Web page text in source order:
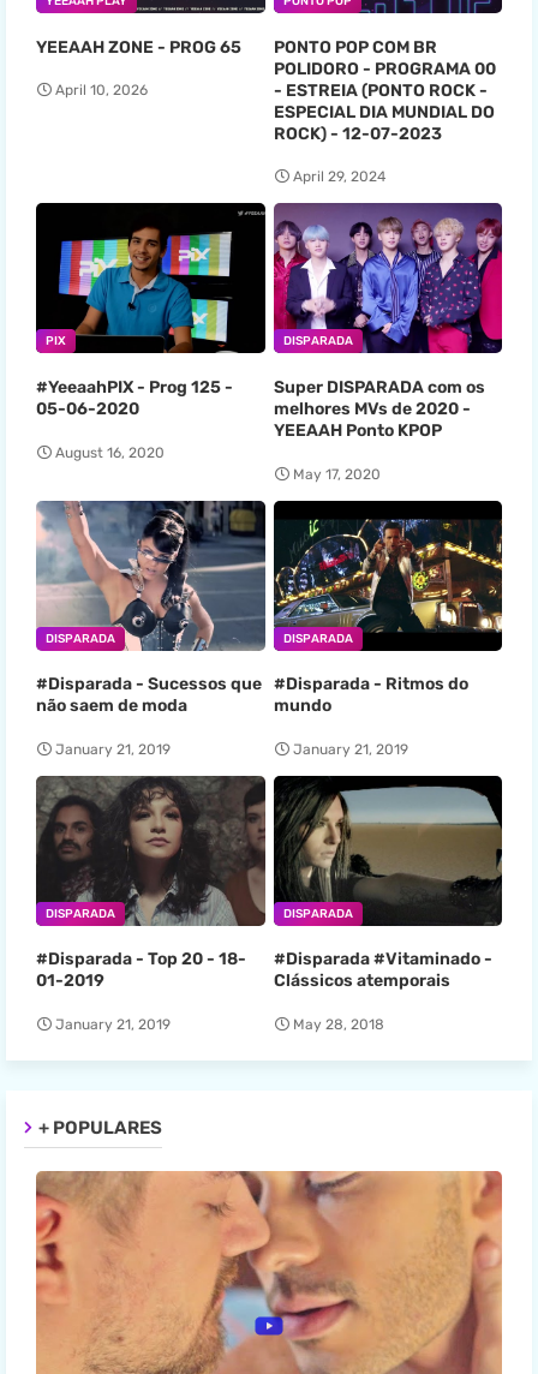
YEEAAH ZONE - PROG 65
April 10, 2026
PONTO POP COM BR
POLIDORO - PROGRAMA 00
- ESTREIA (PONTO ROCK -
ESPECIAL DIA MUNDIAL DO
ROCK) - 12-07-2023
April 29, 2024
PIX
#YeeaahPIX - Prog 125 -
05-06-2020
August 16, 2020
DISPARADA
Super DISPARADA com os
melhores MVs de 2020 -
YEEAAH Ponto KPOP
May 17, 2020
DISPARADA
#Disparada - Sucessos que
não saem de moda
January 21, 2019
DISPARADA
#Disparada - Ritmos do
mundo
January 21, 2019
DISPARADA
#Disparada - Top 20 - 18-
01-2019
January 21, 2019
DISPARADA
#Disparada #Vitaminado -
Clássicos atemporais
May 28, 2018
+ POPULARES